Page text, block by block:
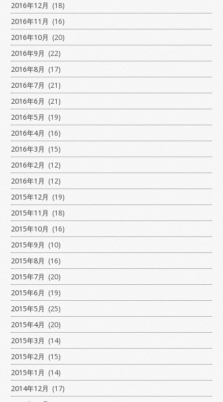
2016年12月 (18)
2016年11月 (16)
2016年10月 (20)
2016年9月 (22)
2016年8月 (17)
2016年7月 (21)
2016年6月 (21)
2016年5月 (19)
2016年4月 (16)
2016年3月 (15)
2016年2月 (12)
2016年1月 (12)
2015年12月 (19)
2015年11月 (18)
2015年10月 (16)
2015年9月 (10)
2015年8月 (16)
2015年7月 (20)
2015年6月 (19)
2015年5月 (25)
2015年4月 (20)
2015年3月 (14)
2015年2月 (15)
2015年1月 (14)
2014年12月 (17)